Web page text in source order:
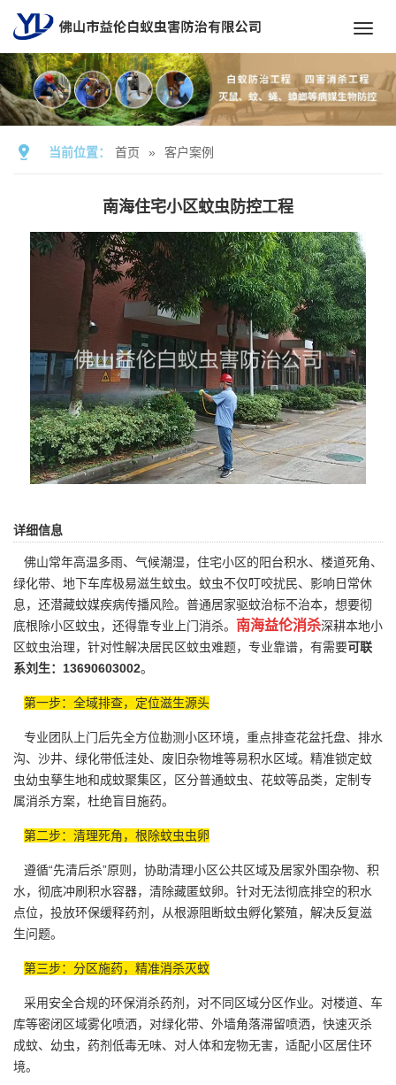
当前位置： 首页 » 客户案例
南海住宅小区蚊虫防控工程
详细信息
佛山常年高温多雨、气候潮湿，住宅小区的阳台积水、楼道死角、
绿化带、地下车库极易滋生蚊虫。蚊虫不仅叮咬扰民、影响日常休
息，还潜藏蚊媒疾病传播风险。普通居家驱蚊治标不治本，想要彻
底根除小区蚊虫，还得靠专业上门消杀。 南海益伦消杀深耕本地小
区蚊虫治理，针对性解决居民区蚊虫难题，专业靠谱，有需要可联
系刘生：13690603002。
第一步：全域排查，定位滋生源头
专业团队上门后先全方位勘测小区环境，重点排查花盆托盘、 排水
沟、沙井、绿化带低洼处、废旧杂物堆等易积水区域。精准锁定蚊
虫幼虫孳生地和成蚊聚集区，区分普通蚊虫、花蚊等品类，定制专
属消杀方案，杜绝盲目施药。
第二步：清理死角，根除蚊虫虫卵
遵循“先清后杀”原则，协助清理小区公共区域及居家外围杂物、积
水，彻底冲刷积水容器，清除藏匿蚊卵。针对无法彻底排空的积水
点位，投放环保缓释药剂，从根源阻断蚊虫孵化繁殖，解决反复滋
生问题。
第三步：分区施药，精准消杀灭蚊
采用安全合规的环保消杀药剂，对不同区域分区作业。对楼道、车
库等密闭区域雾化喷洒，对绿化带、外墙角落滞留喷洒，快速灭杀
成蚊、幼虫 ，药剂低毒无味、对人体和宠物无害，适配小区居住环
境。